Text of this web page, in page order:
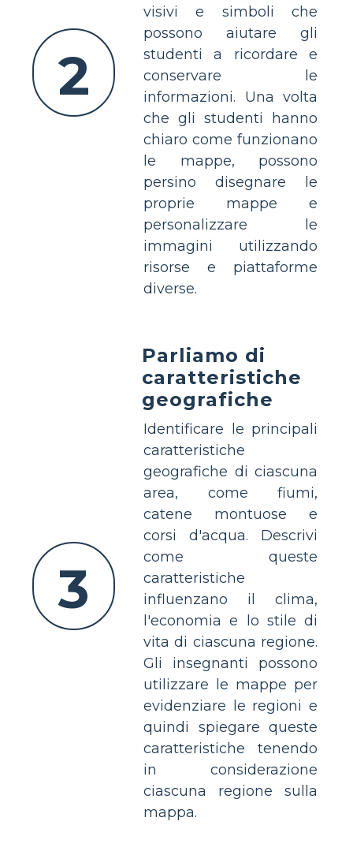
2
visivi e simboli che
possono aiutare gli
studenti a ricordare e
conservare le
informazioni. Una volta
che gli studenti hanno
chiaro come funzionano
le mappe, possono
persino disegnare le
proprie mappe e
personalizzare le
immagini utilizzando
risorse e piattaforme
diverse.
3
Parliamo di
caratteristiche
geografiche
Identificare le principali
caratteristiche
geografiche di ciascuna
area, come fiumi,
catene montuose e
corsi d'acqua. Descrivi
come queste
caratteristiche
influenzano il clima,
l'economia e lo stile di
vita di ciascuna regione.
Gli insegnanti possono
utilizzare le mappe per
evidenziare le regioni e
quindi spiegare queste
caratteristiche tenendo
in considerazione
ciascuna regione sulla
mappa.